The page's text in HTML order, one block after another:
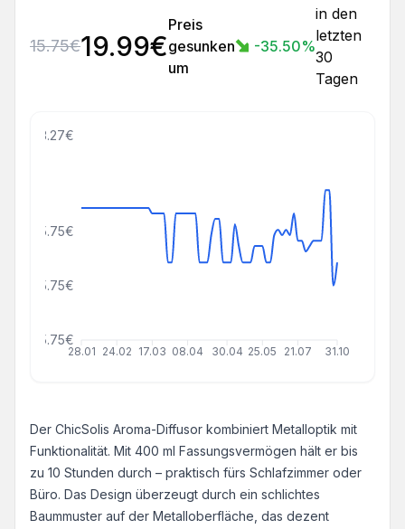
15.75€19.99€
Preis
gesunken
um
-35.50%
in den
letzten
30
Tagen
28.01 24.02 17.03 08.04 30.04 25.05 21.07 31.10
5.75€
15.75€
25.75€
43.27€
Der ChicSolis Aroma-Diffusor kombiniert Metalloptik mit
Funktionalität. Mit 400 ml Fassungsvermögen hält er bis
zu 10 Stunden durch – praktisch fürs Schlafzimmer oder
Büro. Das Design überzeugt durch ein schlichtes
Baummuster auf der Metalloberfläche, das dezent